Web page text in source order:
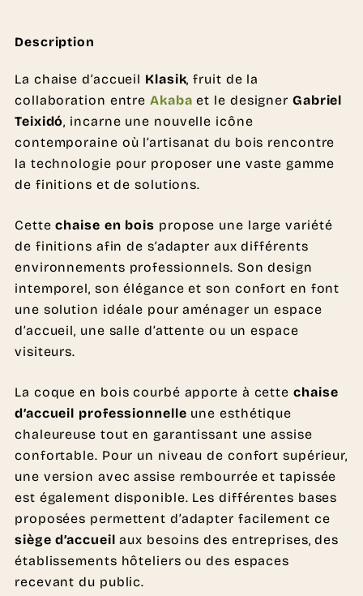
Description
La chaise d’accueil Klasik, fruit de la
collaboration entre Akaba et le designer Gabriel
Teixidó, incarne une nouvelle icône
contemporaine où l’artisanat du bois rencontre
la technologie pour proposer une vaste gamme
de finitions et de solutions.
Cettechaise en bois propose une large variété
de finitions afin de s’adapter aux différents
environnements professionnels. Son design
intemporel, son élégance et son confort en font
une solution idéale pour aménager un espace
d’accueil, une salle d’attente ou un espace
visiteurs.
La coque en bois courbé apporte à cette chaise
d’accueil professionnelle une esthétique
chaleureuse tout en garantissant une assise
confortable. Pour un niveau de confort supérieur,
une version avec assise rembourrée et tapissée
est également disponible. Les différentes bases
proposées permettent d’adapter facilement ce
siège d’accueil aux besoins des entreprises, des
établissements hôteliers ou des espaces
recevant du public.